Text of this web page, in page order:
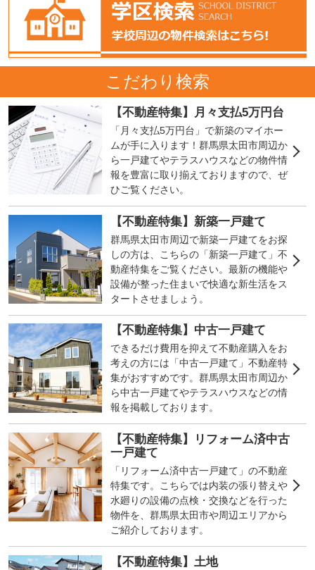
こだわり検索
【不動産特集】月々支払5万円台
「月々支払5万円台」で新築のマイホー
ムが手に入ります！群馬県太田市周辺か
ら一戸建てやテラスハウスなどの物件情
報を豊富に取り揃えておりますので、ぜ
ひご覧ください。
【不動産特集】新築一戸建て
群馬県太田市周辺で新築一戸建てをお探
しの方は、こちらの「新築一戸建て」不
動産特集をご覧ください。最新の機能や
設備が整った住まいで快適な新生活をス
タートさせましょう。
【不動産特集】中古一戸建て
できるだけ費用を抑えて不動産購入をお
考えの方には「中古一戸建て」不動産特
集がおすすめです。群馬県太田市周辺か
ら中古一戸建てやテラスハウスなどの情
報を掲載しております。
【不動産特集】リフォーム済中古
一戸建て
「リフォーム済中古一戸建て」の不動産
特集です。こちらでは内装の張り替えや
水廻りの設備の点検・交換などを行った
物件を、群馬県太田市や周辺エリアから
ご紹介しております。
【不動産特集】土地